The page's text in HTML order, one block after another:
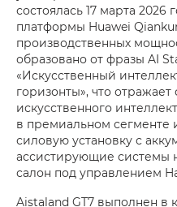
состоялась 17 марта 2026
платформы Huawei
производственных
образовано от фразы AI
«Искусственный
горизонты», что
искусственного
в премиальном сегменте
силовую установку с
ассистирующие системы
салон под управлением
Aistaland GT7 выполнен в